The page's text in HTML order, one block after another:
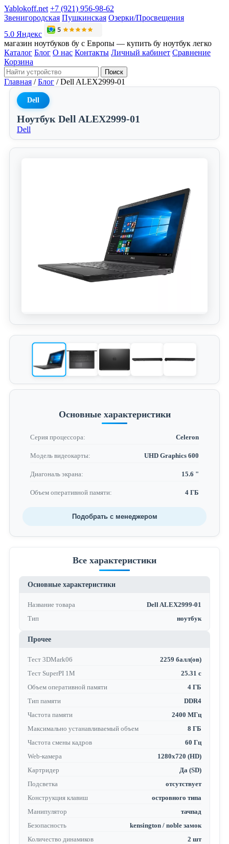
Yablokoff.net +7 (921) 956-98-62
Звенигородская Пушкинская Озерки/Просвещения
5.0 Яндекс
магазин ноутбуков бу с Европы — купить бу ноутбук легко
Каталог Блог О нас Контакты Личный кабинет Сравнение
Корзина
Поиск
Главная / Блог / Dell ALEX2999-01
Dell
Ноутбук Dell ALEX2999-01
Dell
Основные характеристики
Серия процессора: Celeron
Модель видеокарты: UHD Graphics 600
Диагональ экрана: 15.6 "
Объем оперативной памяти: 4 ГБ
Подобрать с менеджером
Все характеристики
Основные характеристики
Название товара
Dell ALEX2999-01
Тип
ноутбук
Прочее
Тест 3DMark06
2259 балл(ов)
Тест SuperPI 1M
25.31 с
Объем оперативной памяти
4 ГБ
Тип памяти
DDR4
Частота памяти
2400 МГц
Максимально устанавливаемый объем
8 ГБ
Частота смены кадров
60 Гц
Web-камера
1280x720 (HD)
Картридер
Да (SD)
Подсветка
отсутствует
Конструкция клавиш
островного типа
Манипулятор
тачпад
Безопасность
kensington / noble замок
Количество динамиков
2 шт